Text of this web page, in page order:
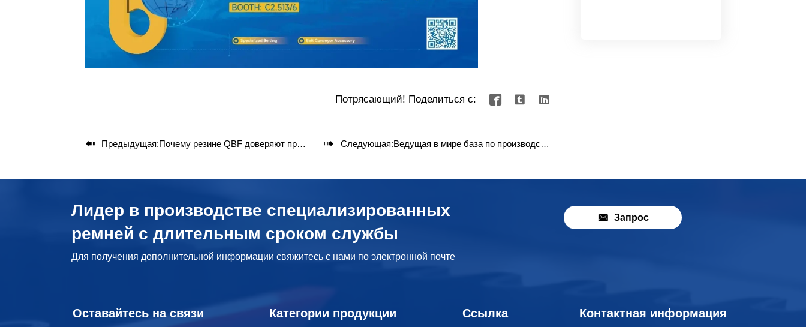
Потрясающий! Поделиться с:   
 Предыдущая:Почему резине QBF доверяют при производстве боковин с крутым уклоном?  Следующая:Ведущая в мире база по производству боковых ремней - годовая мощность превысила 100 000 м²
Лидер в производстве специализированных
ремней с длительным сроком службы
Для получения дополнительной информации свяжитесь с нами по электронной почте
 Запрос
Оставайтесь на связи Категории продукции Ссылка Контактная информация